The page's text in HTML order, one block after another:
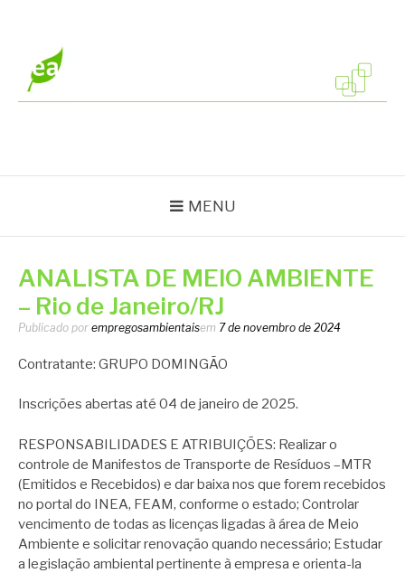
conteúdo
MENU
ANALISTA DE MEIO AMBIENTE
– Rio de Janeiro/RJ
Publicado por empregosambientaisem 7 de novembro de 2024
Contratante: GRUPO DOMINGÃO
Inscrições abertas até 04 de janeiro de 2025.
RESPONSABILIDADES E ATRIBUIÇÕES: Realizar o
controle de Manifestos de Transporte de Resíduos –MTR
(Emitidos e Recebidos) e dar baixa nos que forem recebidos
no portal do INEA, FEAM, conforme o estado; Controlar
vencimento de todas as licenças ligadas à área de Meio
Ambiente e solicitar renovação quando necessário; Estudar
a legislação ambiental pertinente à empresa e orienta-la